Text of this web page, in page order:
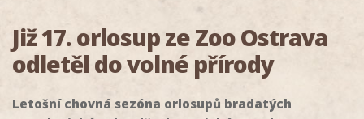
Již 17. orlosup ze Zoo Ostrava
odletěl do volné přírody
Letošní chovná sezóna orlosupů bradatých